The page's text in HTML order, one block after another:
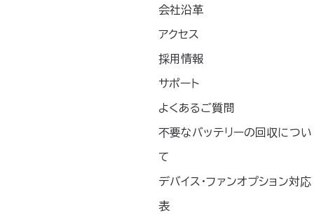
会社沿革
アクセス
採用情報
サポート
よくあるご質問
不要なバッテリーの回収につい
て
デバイス・ファンオプション対応
表